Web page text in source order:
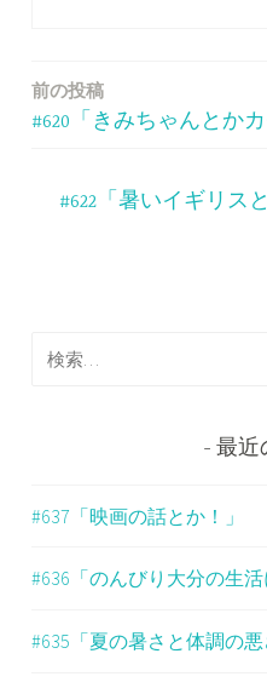
投
シ
前の投稿
#620「きみちゃんとか
#622「暑いイギリス
検
最近
#637「映画の話とか！」
#636「のんびり大分の生活
#635「夏の暑さと体調の